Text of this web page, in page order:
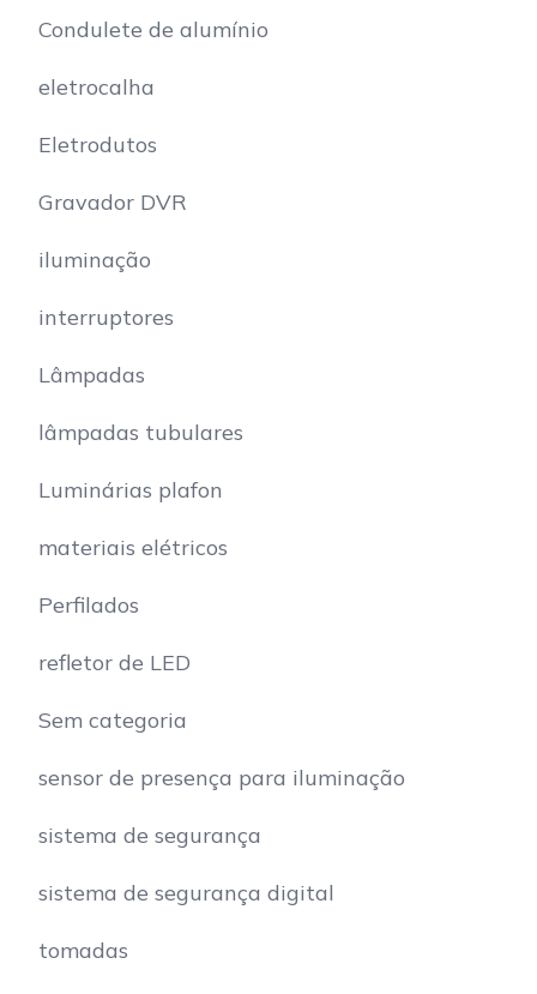
Condulete de alumínio
eletrocalha
Eletrodutos
Gravador DVR
iluminação
interruptores
Lâmpadas
lâmpadas tubulares
Luminárias plafon
materiais elétricos
Perfilados
refletor de LED
Sem categoria
sensor de presença para iluminação
sistema de segurança
sistema de segurança digital
tomadas